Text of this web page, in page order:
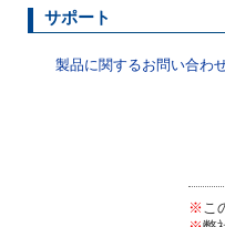
サポート
製品に関するお問い合わ
※ こ